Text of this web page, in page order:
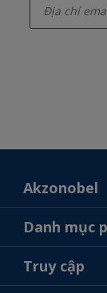
Akzonobel
Giới thiệu về
Liên hệ chúng
Tìm một cửa
Danh mục
Tìm màu sắc
Chọn sản phẩm
Truy cập